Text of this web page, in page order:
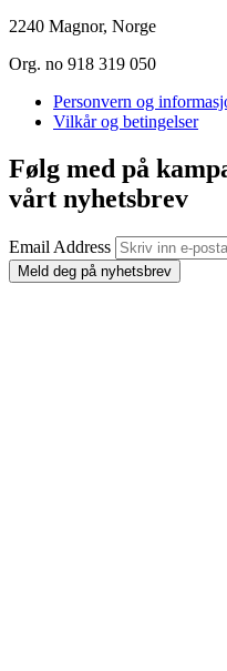
2240 Magnor, Norge
Org. no 918 319 050
Personvern og
Vilkår og betingelser
Følg med på
vårt nyhetsbrev
Email Address
Meld deg på nyhetsbrev